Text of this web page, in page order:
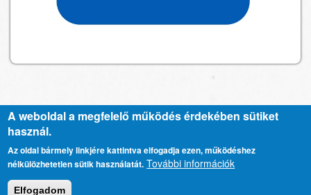
Lábléc
menü
Kapcsolat
Adatkezelési tájékoztató
A weboldal a megfelelő működés érdekében sütiket
használ.
Az oldal bármely linkjére kattintva elfogadja ezen, működéshez
nélkülözhetetlen sütik használatát. További információk
Elfogadom